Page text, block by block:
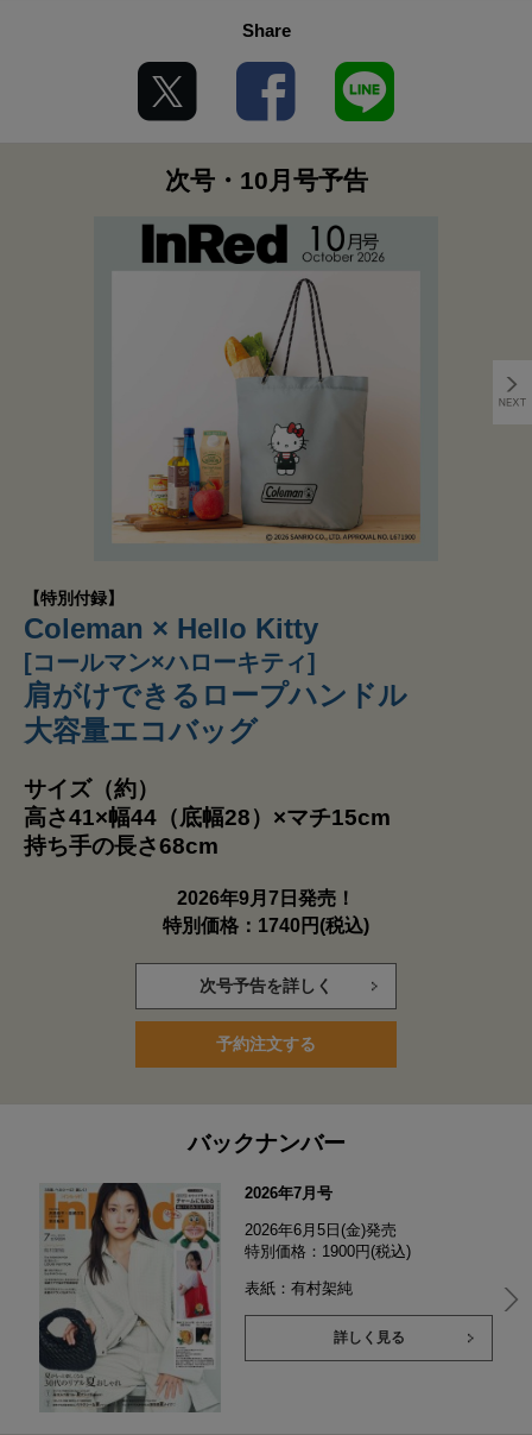
Share
次号・10月号予告
【特別付録】
Coleman × Hello Kitty
[コールマン×ハローキティ]
肩がけできるロープハンドル
大容量エコバッグ
サイズ（約）
高さ41×幅44（底幅28）×マチ15cm
持ち手の長さ68cm
2026年9月7日発売！
特別価格：1740円(税込)
次号予告を詳しく
予約注文する
バックナンバー
2026年7月号
2026年6月5日(金)発売
特別価格：1900円(税込)
表紙：有村架純
詳しく見る